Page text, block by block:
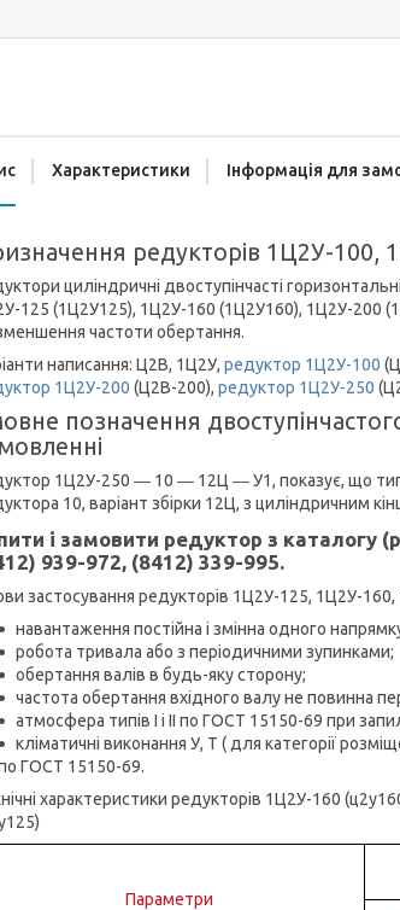
Характеристики Інформація для
редукторів 1Ц2У-100,
циліндричні двоступінчасті
125 (1Ц2У125), 1Ц2У-160 (1Ц2У160), 1Ц2У-200
частоти обертання.
написання: Ц2В, 1Ц2У, редуктор 1Ц2У-100
1Ц2У-200 (Ц2В-200), редуктор 1Ц2У-250
позначення
1Ц2У-250 ― 10 ― 12Ц ― У1, показує, що
10, варіант збірки 12Ц, з циліндричним
і замовити редуктор з
939-972, (8412) 339-995.
застосування редукторів 1Ц2У-125, 1Ц2У-
навантаження постійна і змінна одного
робота тривала або з періодичними зупинками;
обертання валів в будь-яку сторону;
частота обертання вхідного валу не повинна
атмосфера типів I і II по ГОСТ 15150-69 при
кліматичні виконання У, Т ( для категорії
ГОСТ 15150-69.
характеристики редукторів 1Ц2У-160
Параметри